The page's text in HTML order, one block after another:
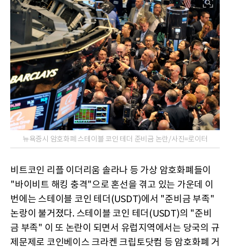
뉴욕증시 암호화폐 스테이블 코인 테더 준비금 논란/사진=로이터
비트코인 리플 이더리움 솔라나 등 가상 암호화폐들이
"바이비트 해킹 충격"으로 혼선을 겪고 있는 가운데 이
번에는 스테이블 코인 테더(USDT)에서 "준비금 부족"
논랑이 불거졌다. 스테이블 코인 테더(USDT)의 "준비
금 부족" 이 또 논란이 되면서 유럽지역에서는 당국의 규
제문제로 코인베이스 크라켄 크립토닷컴 등 암호화폐 거